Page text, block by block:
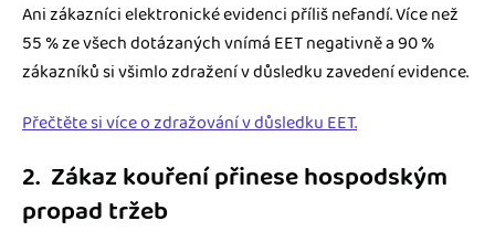
Ani zákazníci elektronické evidenci příliš nefandí. Více než
55 % ze všech dotázaných vnímá EET negativně a 90 %
zákazníků si všimlo zdražení v důsledku zavedení evidence.
Přečtěte si více o zdražování v důsledku EET.
2. Zákaz kouření přinese hospodským
propad tržeb